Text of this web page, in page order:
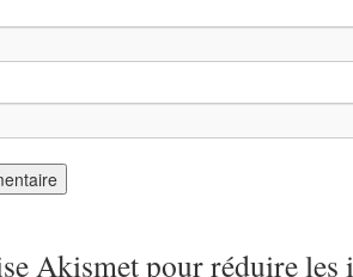
Akismet pour réduire les